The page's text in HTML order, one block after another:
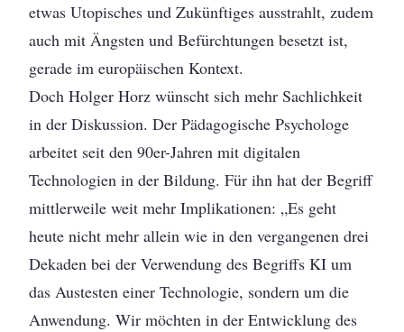
etwas Utopisches und Zukünftiges ausstrahlt, zudem
auch mit Ängsten und Befürchtungen besetzt ist,
gerade im europäischen Kontext.
Doch Holger Horz wünscht sich mehr Sachlichkeit
in der Diskussion. Der Pädagogische Psychologe
arbeitet seit den 90er-Jahren mit digitalen
Technologien in der Bildung. Für ihn hat der Begriff
mittlerweile weit mehr Implikationen: „Es geht
heute nicht mehr allein wie in den vergangenen drei
Dekaden bei der Verwendung des Begriffs KI um
das Austesten einer Technologie, sondern um die
Anwendung. Wir möchten in der Entwicklung des